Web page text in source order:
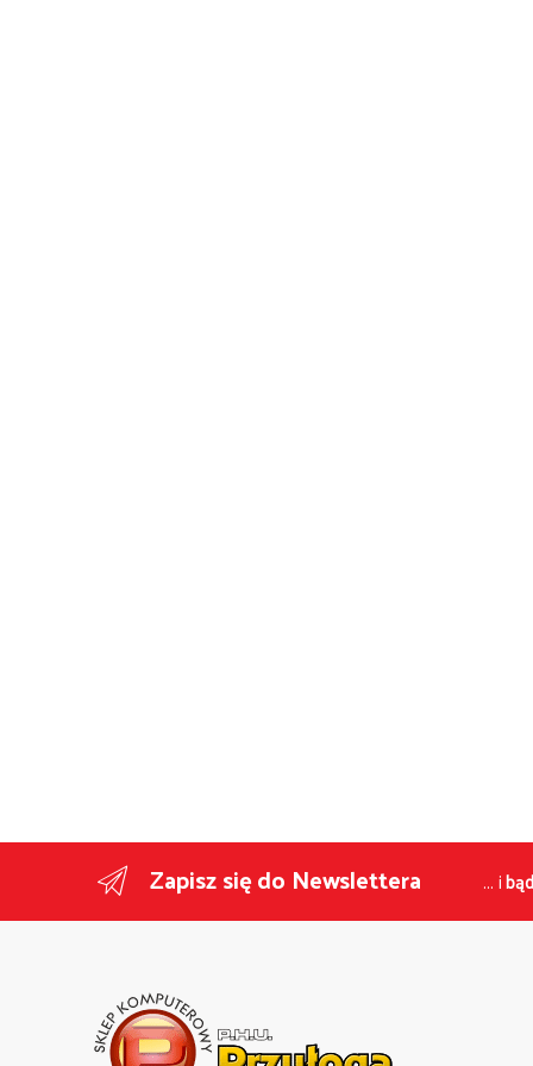
Zapisz się do Newslettera ... i